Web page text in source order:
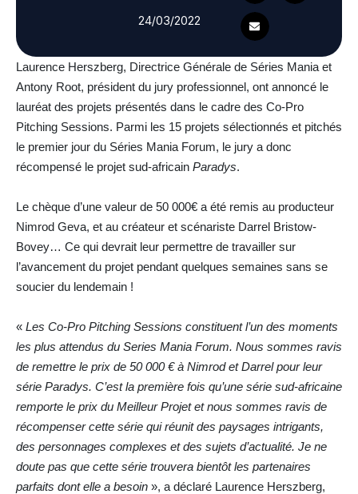
24/03/2022
Laurence Herszberg, Directrice Générale de Séries Mania et
Antony Root, président du jury professionnel, ont annoncé le
lauréat des projets présentés dans le cadre des Co-Pro
Pitching Sessions. Parmi les 15 projets sélectionnés et pitchés
le premier jour du Séries Mania Forum, le jury a donc
récompensé le projet sud-africain Paradys.
Le chèque d’une valeur de 50 000€ a été remis au producteur
Nimrod Geva, et au créateur et scénariste Darrel Bristow-
Bovey… Ce qui devrait leur permettre de travailler sur
l’avancement du projet pendant quelques semaines sans se
soucier du lendemain !
« Les Co-Pro Pitching Sessions constituent l’un des moments
les plus attendus du Series Mania Forum. Nous sommes ravis
de remettre le prix de 50 000 € à Nimrod et Darrel pour leur
série Paradys. C’est la première fois qu’une série sud-africaine
remporte le prix du Meilleur Projet et nous sommes ravis de
récompenser cette série qui réunit des paysages intrigants,
des personnages complexes et des sujets d’actualité. Je ne
doute pas que cette série trouvera bientôt les partenaires
parfaits dont elle a besoin », a déclaré Laurence Herszberg,